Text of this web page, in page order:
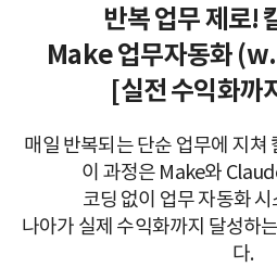
반복 업무 제로!
Make 업무자동화
[실전 수익화까
매일 반복되는 단순 업무에 지쳐
이 과정은 Make와
코딩 없이 업무 자동화
나아가 실제 수익화까지 달성하
다.